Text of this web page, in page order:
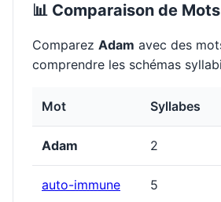
📊 Comparaison de
Comparez Adam avec des
comprendre les schémas
Mot Syllabes
Adam 2
auto-immune 5